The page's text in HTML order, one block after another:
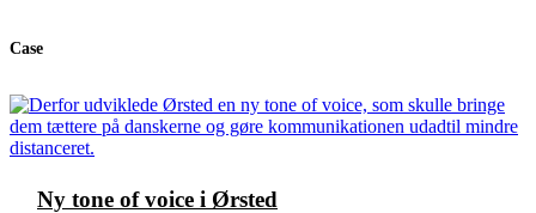
Case
Ny tone of voice i Ørsted